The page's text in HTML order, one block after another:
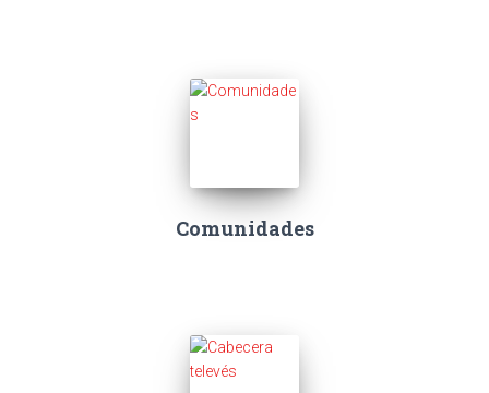
Comunidades